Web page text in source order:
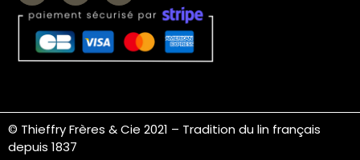
© Thieffry Frères & Cie 2021 – Tradition du lin français
depuis 1837